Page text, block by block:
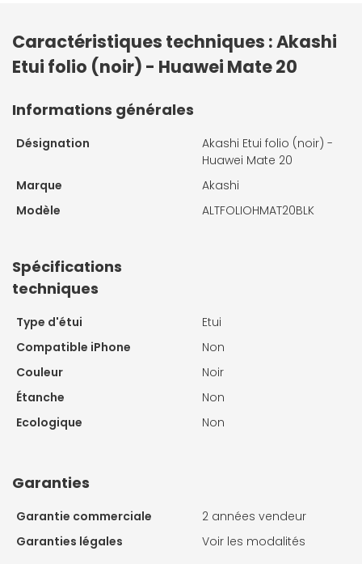
Caractéristiques techniques : Akashi
Etui folio (noir) - Huawei Mate 20
Informations générales
Désignation
Akashi Etui folio (noir) -
Huawei Mate 20
Marque
Akashi
Modèle
ALTFOLIOHMAT20BLK
Spécifications
techniques
Type d'étui
Etui
Compatible iPhone
Non
Couleur
Noir
Étanche
Non
Ecologique
Non
Garanties
Garantie commerciale
2 années vendeur
Garanties légales
Voir les modalités